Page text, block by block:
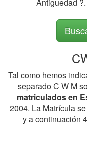
Antiguedad
Tal como hemos
separado C W M
matriculados en
2004. La Matrícula
y a continuación